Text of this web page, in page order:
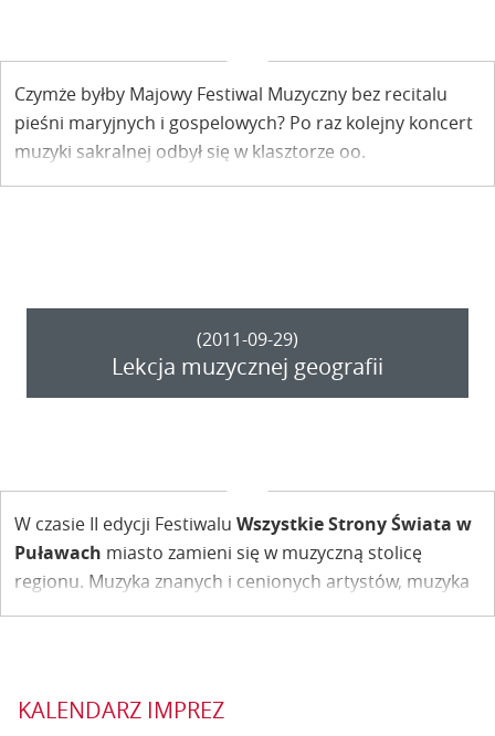
Czymże byłby Majowy Festiwal Muzyczny bez recitalu
pieśni maryjnych i gospelowych? Po raz kolejny koncert
muzyki sakralnej odbył się w klasztorze oo.
franciszkanów w Kazimierzu Dolnym.
(2011-09-29)
Lekcja muzycznej geografii
W czasie II edycji Festiwalu Wszystkie Strony Świata w
Puławach miasto zamieni się w muzyczną stolicę
regionu. Muzyka znanych i cenionych artystów, muzyka
różnorodnych kultur połączy tradycję z szaleństwem
KALENDARZ IMPREZ